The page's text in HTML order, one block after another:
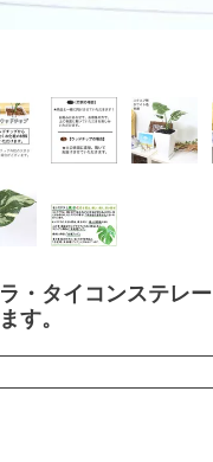
・タイコンステレ
す。